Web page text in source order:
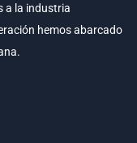
a la industria
hemos abarcado